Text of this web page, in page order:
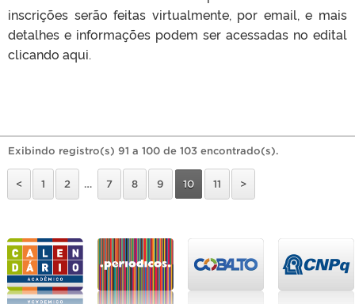
inscrições serão feitas virtualmente, por email, e mais
detalhes e informações podem ser acessadas no edital
clicando aqui.
Exibindo registro(s) 91 a 100 de 103 encontrado(s).
< 1 2 … 7 8 9 10 11 >